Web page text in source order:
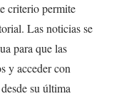
criterio permite
Las noticias se
para que las
y acceder con
su última